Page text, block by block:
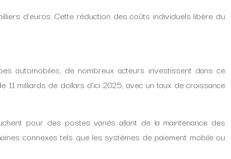
d’euros. Cette réduction des coûts individuels libère du
automobiles, de nombreux acteurs investissent dans ce
milliards de dollars d’ici 2025, avec un taux de croissance
pour des postes variés allant de la maintenance des
connexes tels que les systèmes de paiement mobile ou